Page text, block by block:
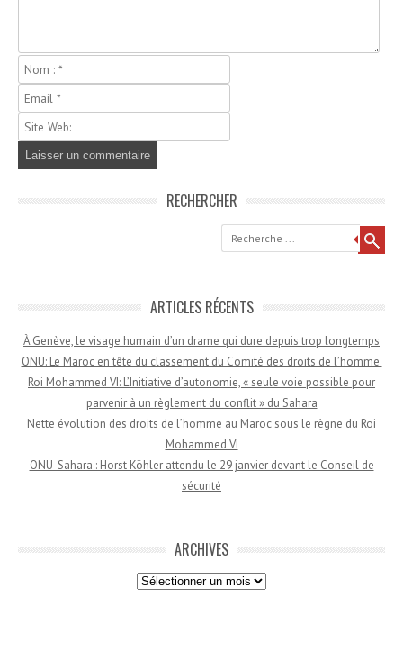
RECHERCHER
Recherche
ARTICLES RÉCENTS
À Genève, le visage humain d’un drame qui dure depuis trop longtemps
ONU: Le Maroc en tête du classement du Comité des droits de l’homme
Roi Mohammed VI: L’Initiative d’autonomie, « seule voie possible pour
parvenir à un règlement du conflit » du Sahara
Nette évolution des droits de l’homme au Maroc sous le règne du Roi
Mohammed VI
ONU-Sahara : Horst Köhler attendu le 29 janvier devant le Conseil de
sécurité
ARCHIVES
Archives